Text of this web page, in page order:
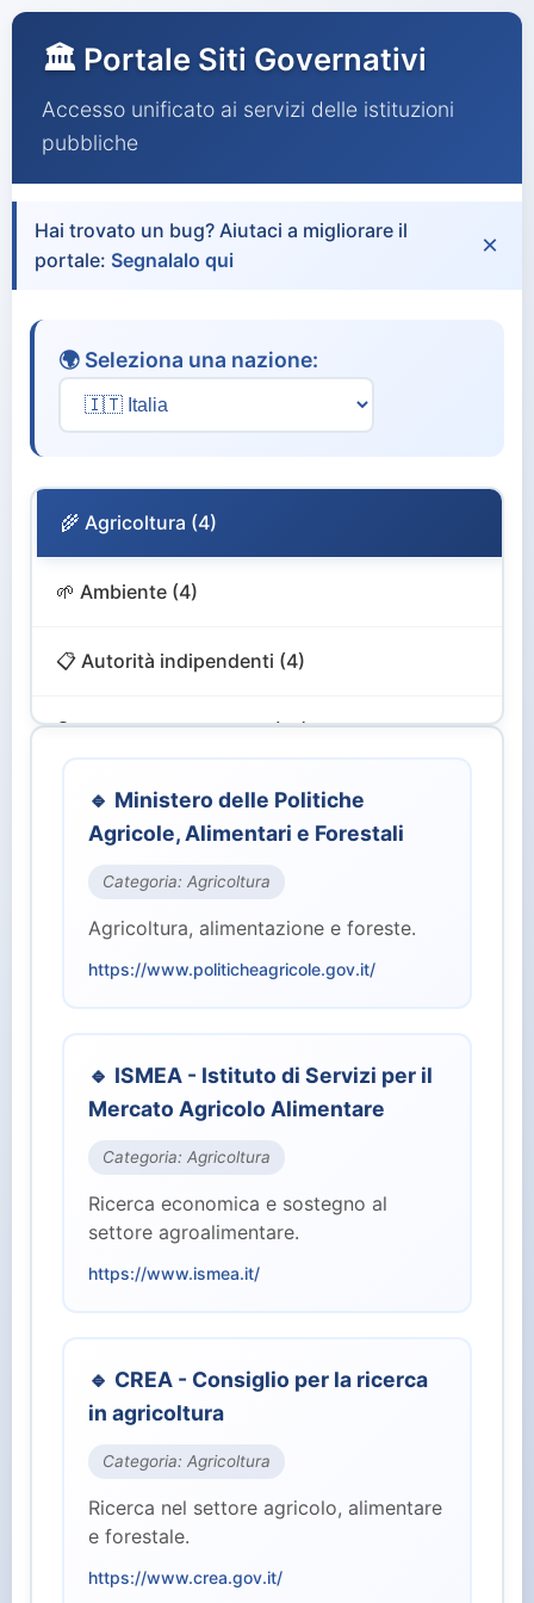
🏛️ Portale Siti Governativi
Accesso unificato ai servizi delle istituzioni
pubbliche
Hai trovato un bug? Aiutaci a migliorare il
portale: Segnalalo qui ×
🌍 Seleziona una nazione:
🌾 Agricoltura (4)
🌱 Ambiente (4)
📋 Autorità indipendenti (4)
🔍 Controllo e Vigilanza (12)
🎨 Cultura e Turismo (4)
💻 Digitale e Innovazione (4)
🏙️ Enti Territoriali (2)
⚖️ Giustizia (2)
🏭 Industria e Lavoro (8)
🏛️ Istituzioni Centrali (10)
🎓 Istruzione e Ricerca (7)
🏥 Salute (4)
🔹 Ministero delle Politiche
Agricole, Alimentari e Forestali
Categoria: Agricoltura
Agricoltura, alimentazione e foreste.
https://www.politicheagricole.gov.it/
🔹 ISMEA - Istituto di Servizi per il
Mercato Agricolo Alimentare
Categoria: Agricoltura
Ricerca economica e sostegno al
settore agroalimentare.
https://www.ismea.it/
🔹 CREA - Consiglio per la ricerca
in agricoltura
Categoria: Agricoltura
Ricerca nel settore agricolo, alimentare
e forestale.
https://www.crea.gov.it/